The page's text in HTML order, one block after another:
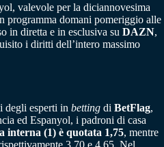
valevole per la diciannovesima
programma domani pomeriggio alle
in diretta e in esclusiva su DAZN,
i diritti dell’intero massimo
degli esperti in betting di BetFlag,
ed Espanyol, i padroni di casa
interna (1) è quotata 1,75, mentre
3,70 e 4,65. Nel